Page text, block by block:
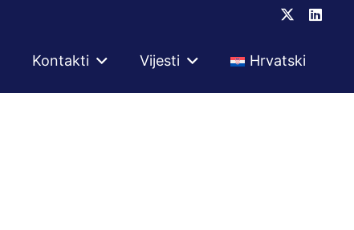
Kontakti Vijesti Hrvatski